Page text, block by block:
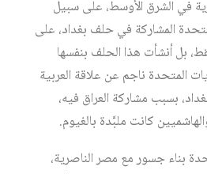
في الشرق الأوسط، على سبيل
المشاركة في حلف بغداد، على
بل أنشأت هذا الحلف بنفسها
المتحدة ناجم عن علاقة العربية
بسبب مشاركة العراق فيه،
كانت ملبَّدة بالغيوم.
بناء جسور مع مصر الناصرية،